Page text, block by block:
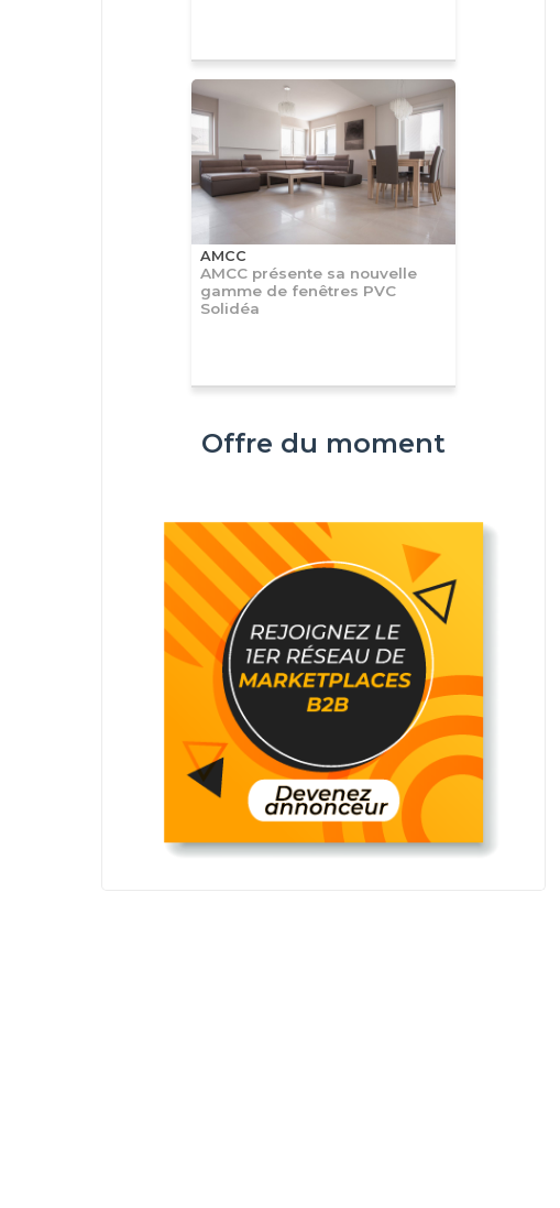
AMCC
AMCC présente sa nouvelle
gamme de fenêtres PVC
Solidéa
Offre du moment